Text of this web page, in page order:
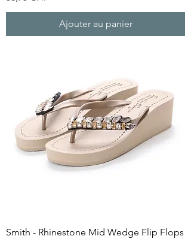
Ajouter au panier
Smith - Rhinestone Mid Wedge Flip Flops